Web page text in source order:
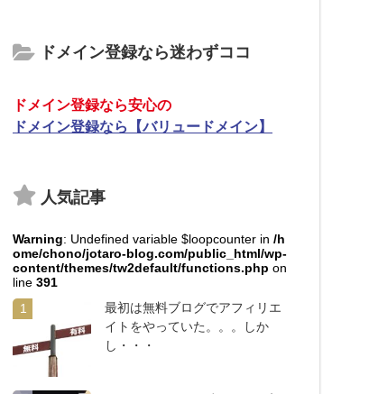
ドメイン登録なら迷わずココ
ドメイン登録なら安心の
ドメイン登録なら【バリュードメイン】
人気記事
Warning: Undefined variable $loopcounter in /h
ome/chono/jotaro-blog.com/public_html/wp-
content/themes/tw2default/functions.php on
line 391
1
最初は無料ブログでアフィリエ
イトをやっていた。。。しか
し・・・